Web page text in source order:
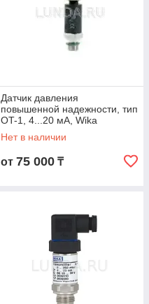
Датчик давления
повышенной надежности, тип
ОT-1, 4...20 мА, Wika
Нет в наличии
от 75 000 ₸